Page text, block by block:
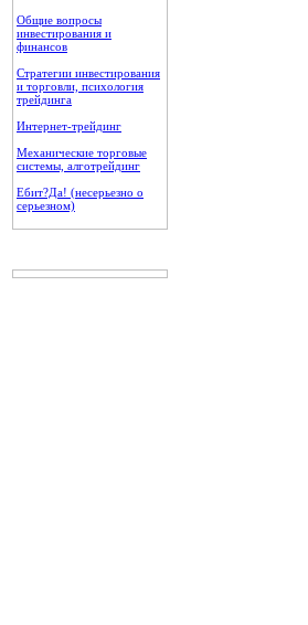
Общие вопросы
инвестирования и
финансов
Стратегии инвестирования
и торговли, психология
трейдинга
Интернет-трейдинг
Механические торговые
системы, алготрейдинг
Ебит?Да! (несерьезно о
серьезном)